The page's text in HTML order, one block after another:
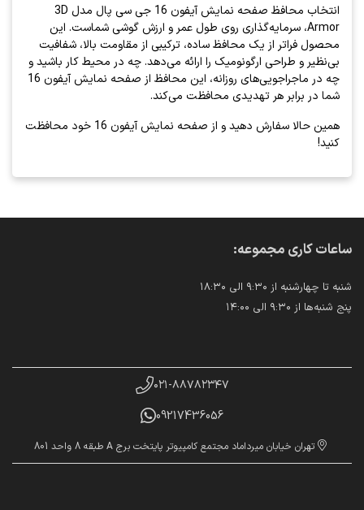
انتخاب محافظ صفحه نمایش آیفون 16 جی سی پال مدل 3D
Armor، سرمایه‌گذاری روی طول عمر و ارزش گوشی شماست. این
محصول فراتر از یک محافظ ساده، ترکیبی از مقاومت بالا، شفافیت
بی‌نظیر و طراحی ارگونومیک را ارائه می‌دهد. چه در محیط کار باشید و
چه در ماجراجویی‌های روزانه، این محافظ از صفحه نمایش آیفون 16
شما در برابر هر تهدیدی محافظت می‌کند.
همین حالا سفارش دهید و از صفحه نمایش آیفون 16 خود محافظت
کنید!
ساعات کاری مجموعه:
شنبه تا چهارشنبه از ۹:۳۰ الی ۱۸:۳۰
پنج شنبه‌ها از ۹:۳۰ الی ۱۴:۰۰
۰۲۱-۸۸۷۸۲۳۴۷
09217436056
تهران خیابان میرداماد مجتمع کامپیوتر پایتخت برج A طبقه 8 واحد 801